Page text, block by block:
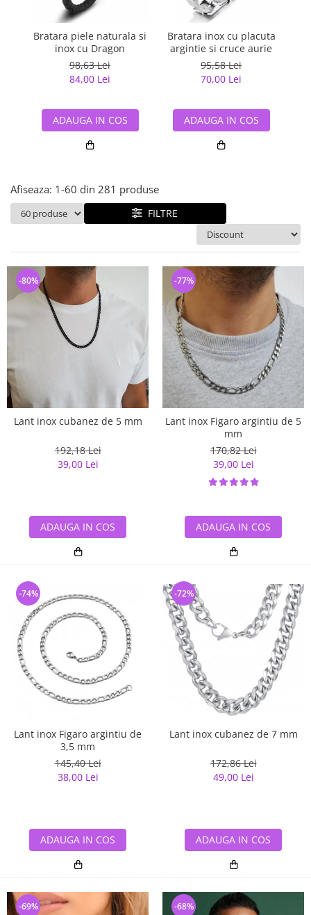
semipretioase
Bijuterii argint placat cu aur
Bijuterii argint cu diverse
Bijuterii de Lux
Bijuterii gotice si rock
Bijuterii Handmade
Bijuterii fantezie
Bijuterii tungsten
Solutii si lavete de curatare
bijuterii argint
Bratara piele naturala si
inox cu Dragon
98,63 Lei
84,00 Lei
ADAUGA IN COS
Bratara inox cu placuta
argintie si cruce aurie
95,58 Lei
70,00 Lei
ADAUGA IN COS
Afiseaza: 1-60 din 281 produse
FILTRE
Lant inox cubanez de 5 mm
192,18 Lei
39,00 Lei
-80%
ADAUGA IN COS
Lant inox Figaro argintiu de 5
mm
170,82 Lei
39,00 Lei
-77%
ADAUGA IN COS
Lant inox Figaro argintiu de
3,5 mm
145,40 Lei
38,00 Lei
-74%
ADAUGA IN COS
Lant inox cubanez de 7 mm
172,86 Lei
49,00 Lei
-72%
ADAUGA IN COS
-69% -68%